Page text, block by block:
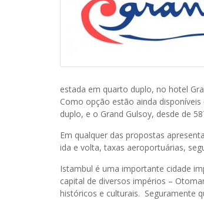
estada em quarto duplo, no hotel
Como opção estão ainda
duplo, e o Grand Gulsoy, desde de
Em qualquer das propostas
ida e volta, taxas aeroportuárias,
Istambul é uma importante cidade
capital de diversos impérios –
históricos e culturais. Seguramente